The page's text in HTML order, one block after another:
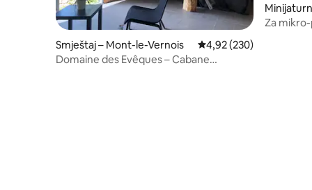
Smještaj – Mont-le-Vernois Prosječna ocjena: 4,92/
4,92 (230)
Domaine des Evêques – Cabane
Za